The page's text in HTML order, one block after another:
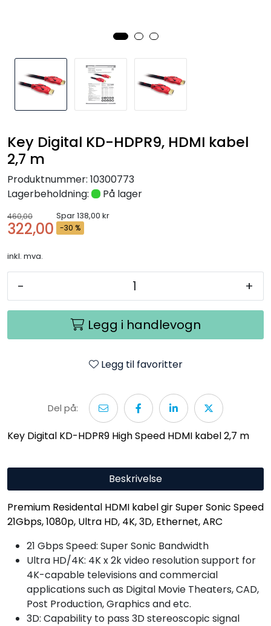
Key Digital KD-HDPR9, HDMI kabel
2,7 m
Produktnummer: 10300773
Lagerbeholdning:
På lager
460,00
322,00
Spar 138,00 kr
-30 %
inkl. mva.
- +
Legg i handlevogn
Legg til favoritter
Del på:
Key Digital KD-HDPR9 High Speed HDMI kabel 2,7 m
Beskrivelse
Premium Residental HDMI kabel gir Super Sonic Speed
21Gbps, 1080p, Ultra HD, 4K, 3D, Ethernet, ARC
21 Gbps Speed: Super Sonic Bandwidth
Ultra HD/4K: 4K x 2k video resolution support for
4K-capable televisions and commercial
applications such as Digital Movie Theaters, CAD,
Post Production, Graphics and etc.
3D: Capability to pass 3D stereoscopic signal
Merker